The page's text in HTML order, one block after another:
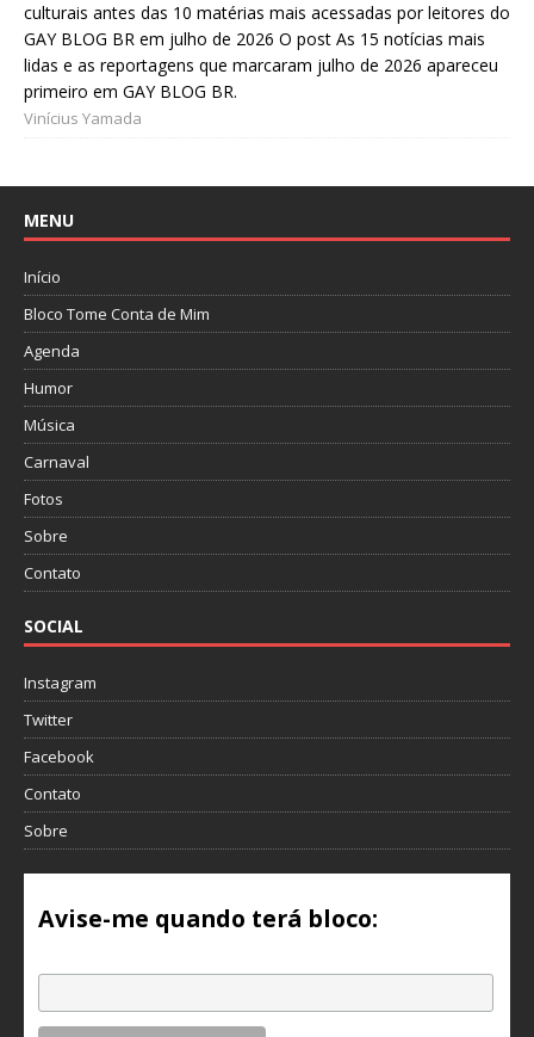
culturais antes das 10 matérias mais acessadas por leitores do
GAY BLOG BR em julho de 2026 O post As 15 notícias mais
lidas e as reportagens que marcaram julho de 2026 apareceu
primeiro em GAY BLOG BR.
Vinícius Yamada
MENU
Início
Bloco Tome Conta de Mim
Agenda
Humor
Música
Carnaval
Fotos
Sobre
Contato
SOCIAL
Instagram
Twitter
Facebook
Contato
Sobre
Avise-me quando terá bloco: